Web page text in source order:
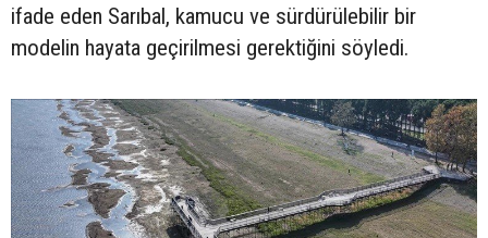
ifade eden Sarıbal, kamucu ve sürdürülebilir bir
modelin hayata geçirilmesi gerektiğini söyledi.